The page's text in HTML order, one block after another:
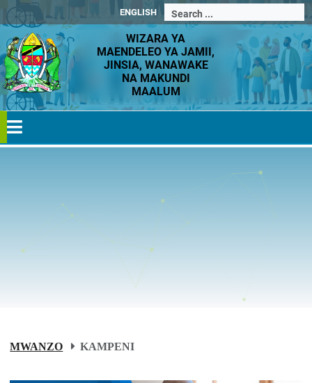
ENGLISH
WIZARA YA
MAENDELEO YA JAMII,
JINSIA, WANAWAKE
NA MAKUNDI
MAALUM
MWANZO KAMPENI